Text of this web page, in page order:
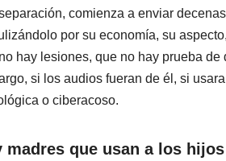
comienza a enviar
por su economía, su
hay lesiones, que no hay prueba de
si los audios fueran de él, si
o ciberacoso.
madres que usan a los